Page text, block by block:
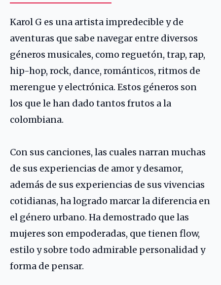
Karol G es una artista impredecible y de
aventuras que sabe navegar entre diversos
géneros musicales, como reguetón, trap, rap,
hip-hop, rock, dance, románticos, ritmos de
merengue y electrónica. Estos géneros son
los que le han dado tantos frutos a la
colombiana.
Con sus canciones, las cuales narran muchas
de sus experiencias de amor y desamor,
además de sus experiencias de sus vivencias
cotidianas, ha logrado marcar la diferencia en
el género urbano. Ha demostrado que las
mujeres son empoderadas, que tienen flow,
estilo y sobre todo admirable personalidad y
forma de pensar.